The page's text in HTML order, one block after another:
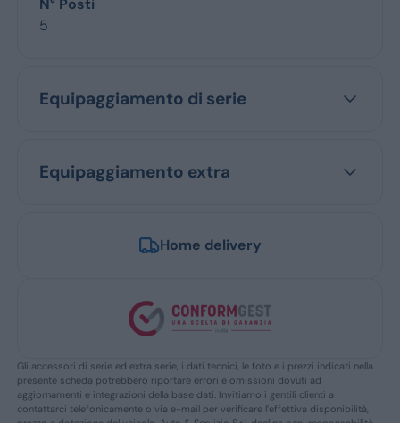
N° Posti
5
Equipaggiamento di serie
Equipaggiamento extra
Home delivery
Gli accessori di serie ed extra serie, i dati tecnici, le foto e i prezzi indicati nella
presente scheda potrebbero riportare errori e omissioni dovuti ad
aggiornamenti e integrazioni della base dati. Invitiamo i gentili clienti a
contattarci telefonicamente o via e-mail per verificare l’effettiva disponibilità,